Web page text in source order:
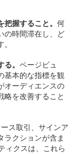
握すること。 何
の時間滞在し、ど
。 ページビュ
基本的な指標を観
オーディエンスの
略を改善すること
ス取引、サインア
ラクションが含ま
ィクスは、これら